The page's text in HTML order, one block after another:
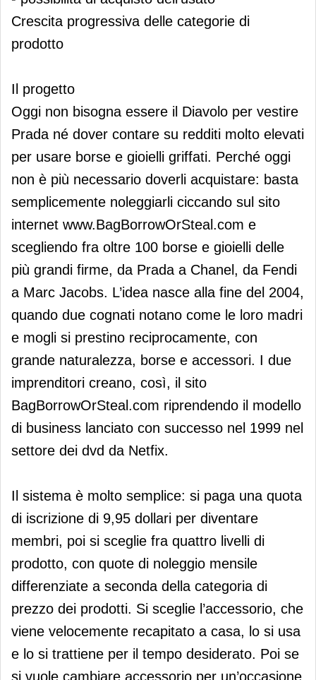
Crescita progressiva delle categorie di
prodotto
Il progetto
Oggi non bisogna essere il Diavolo per vestire
Prada né dover contare su redditi molto elevati
per usare borse e gioielli griffati. Perché oggi
non è più necessario doverli acquistare: basta
semplicemente noleggiarli ciccando sul sito
internet www.BagBorrowOrSteal.com e
scegliendo fra oltre 100 borse e gioielli delle
più grandi firme, da Prada a Chanel, da Fendi
a Marc Jacobs. L’idea nasce alla fine del 2004,
quando due cognati notano come le loro madri
e mogli si prestino reciprocamente, con
grande naturalezza, borse e accessori. I due
imprenditori creano, così, il sito
BagBorrowOrSteal.com riprendendo il modello
di business lanciato con successo nel 1999 nel
settore dei dvd da Netfix.
Il sistema è molto semplice: si paga una quota
di iscrizione di 9,95 dollari per diventare
membri, poi si sceglie fra quattro livelli di
prodotto, con quote di noleggio mensile
differenziate a seconda della categoria di
prezzo dei prodotti. Si sceglie l’accessorio, che
viene velocemente recapitato a casa, lo si usa
e lo si trattiene per il tempo desiderato. Poi se
si vuole cambiare accessorio per un’occasione